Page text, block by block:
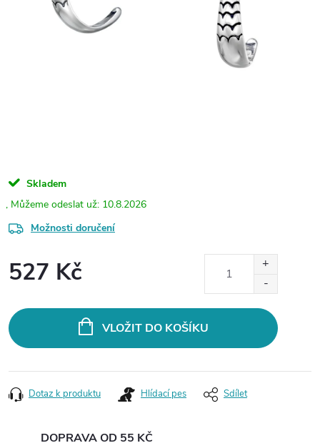
Skladem
10.8.2026
Možnosti doručení
527 Kč
VLOŽIT DO KOŠÍKU
Dotaz k produktu Hlídací pes Sdílet
DOPRAVA OD 55 KČ